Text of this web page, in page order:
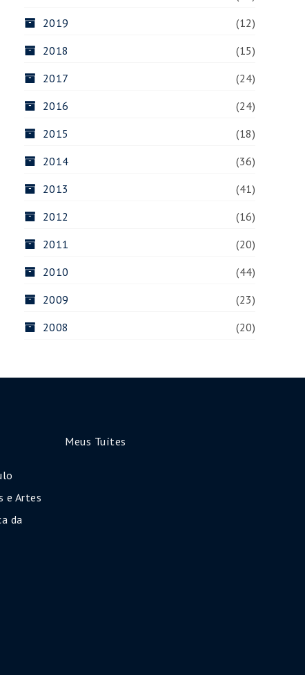
2019
(12)
2018
(15)
2017
(24)
2016
(24)
2015
(18)
2014
(36)
2013
(41)
2012
(16)
2011
(20)
2010
(44)
2009
(23)
2008
(20)
e Artes
da
Meus Tuítes